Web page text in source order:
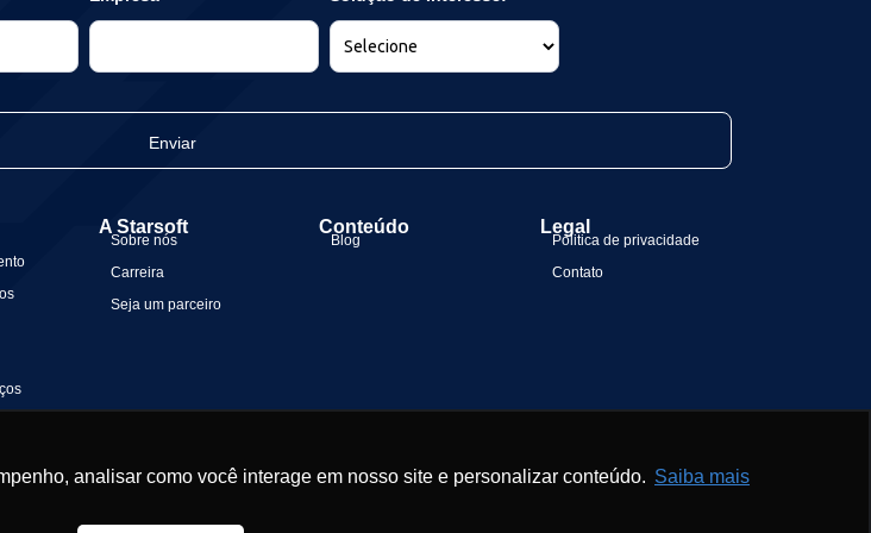
analisar como você interage em nosso site e personalizar conteúdo. Saiba mais
Enviar
A Starsoft
Sobre nós
Carreira
Seja um parceiro
Conteúdo
Blog
Legal
Politica de privacidade
Contato